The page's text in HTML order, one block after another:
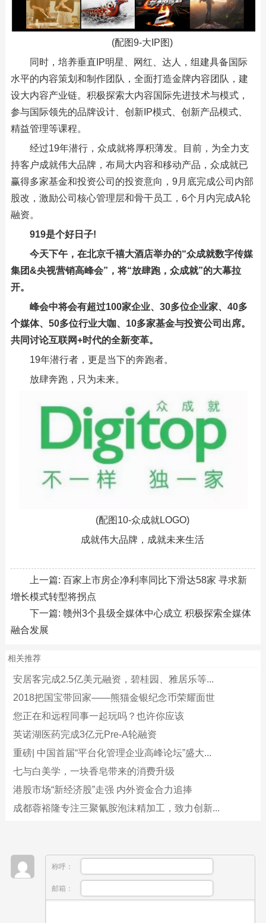
(配图9-大IP图)
同时，培养垂直IP明星、网红、达人，组建具备国际
水平的内容策划和制作团队，全面打造金牌内容团队，建
设大内容产业链。积极探索大内容国际先进技术与模式，
参与国际领先的品牌设计、创新IP模式、创新产品模式、
精益管理等课程。
经过19年潜行，众成就将厚积薄发。目前，为全力支
持客户成就伟大品牌，布局大内容和移动产品，众成就已
赢得多家基金和投资公司的投资意向，9月底完成公司内部
股改，激励公司核心管理层和骨干员工，6个月内完成A轮
融资。
919是个好日子!
今天下午，在北京千禧大酒店举办的“众成就数字传媒
集团&央视营销高峰会”，将“放肆跑，众成就”的大幕拉
开。
峰会中将会有超过100家企业、30多位企业家、40多
个媒体、50多位行业大咖、10多家基金与投资公司出席。
共同讨论互联网+时代的全新变革。
19年潜行者，更是当下的奔跑者。
放肆奔跑，只为未来。
(配图10-众成就LOGO)
成就伟大品牌，成就未来生活
上一篇: 百家上市房企净利率同比下滑达58家 寻求新
增长模式转型将拐点
下一篇: 赣州3个县级全媒体中心成立 积极探索全媒体
融合发展
相关推荐
安居客完成2.5亿美元融资，碧桂园、雅居乐等...
2018把国宝带回家——熊猫金银纪念币荣耀面世
您正在和远程同事一起玩吗？也许你应该
英诺湖医药完成3亿元Pre-A轮融资
重磅| 中国首届“平台化管理企业高峰论坛”盛大...
七与白美学，一块香皂带来的消费升级
港股市场“新经济股”走强 内外资金合力追捧
成都蓉裕隆专注三聚氰胺泡沫精加工，致力创新...
称呼：
邮箱：